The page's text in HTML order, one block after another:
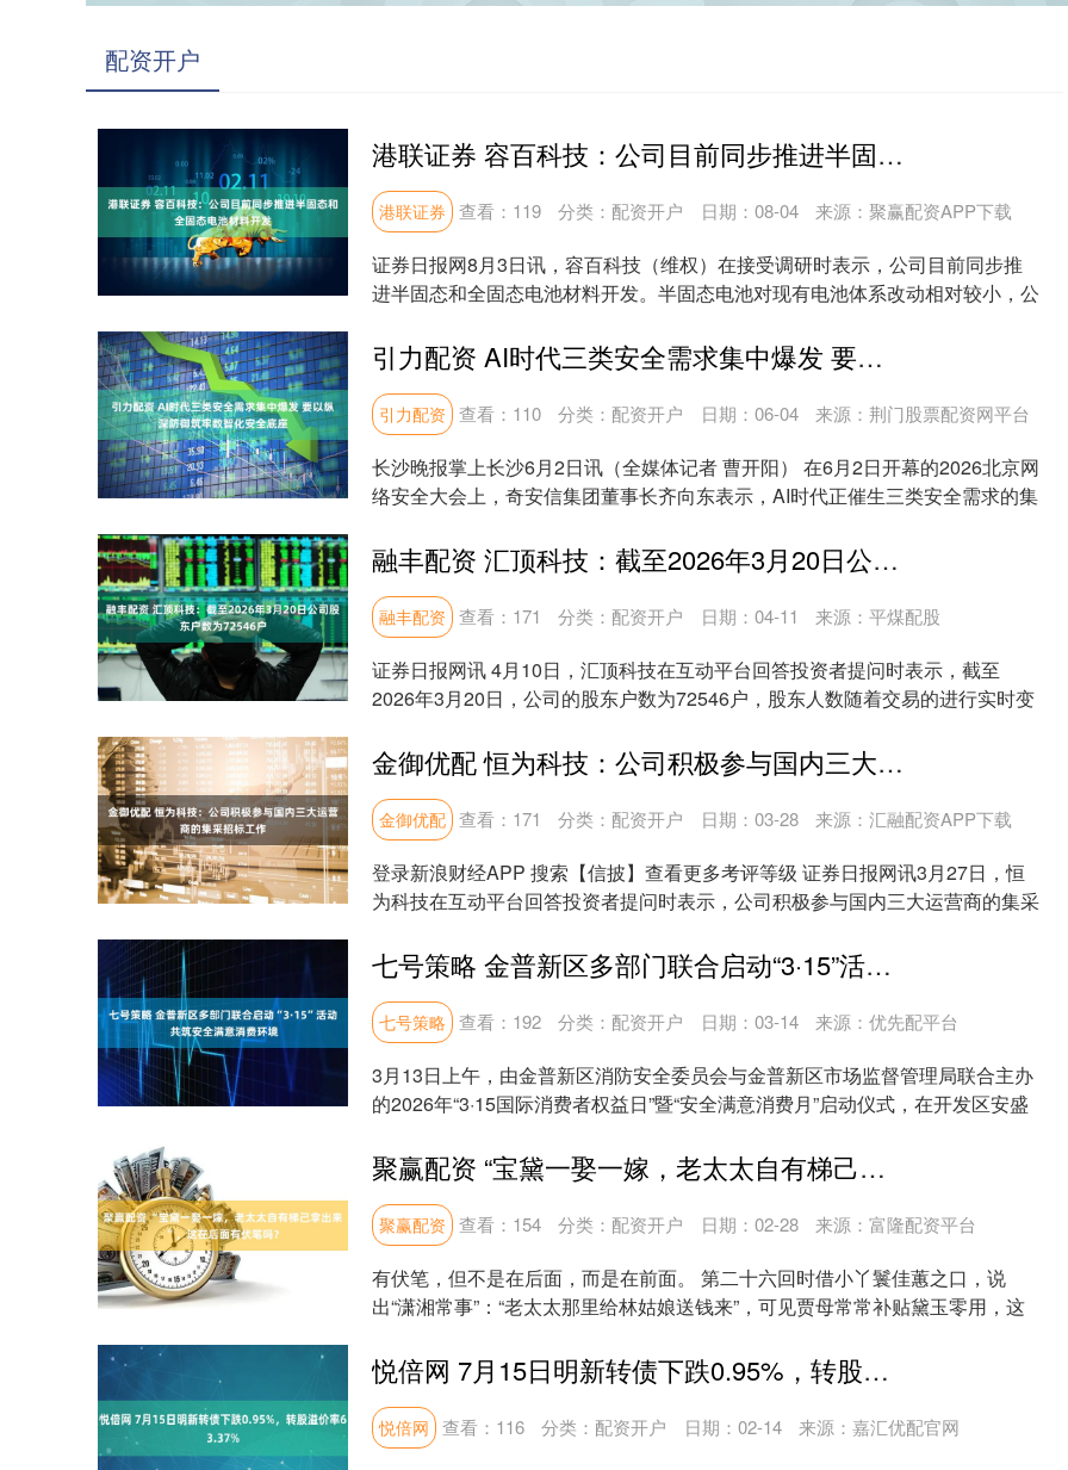
配资开户
港联证券 容百科技：公司目前同步推进半固态和全固态电池材料开发
港联证券 日期：08-04 来源：聚赢配资APP下载
查看： 119 分类： 配资开户
证券日报网8月3日讯，容百科技（维权）在接受调研时表示，公司目前同步推
进半固态和全固态电池材料开发。半固态电池对现有电池体系改动相对较小，公
引力配资 AI时代三类安全需求集中爆发 要以纵深防御筑牢数智化安全底座
引力配资 日期：06-04 来源：荆门股票配资网平台
查看： 110 分类： 配资开户
长沙晚报掌上长沙6月2日讯（全媒体记者 曹开阳） 在6月2日开幕的2026北京网
络安全大会上，奇安信集团董事长齐向东表示，AI时代正催生三类安全需求的集
融丰配资 汇顶科技：截至2026年3月20日公司股东户数为72546户
融丰配资 日期：04-11 来源：平煤配股
查看： 171 分类： 配资开户
证券日报网讯 4月10日，汇顶科技在互动平台回答投资者提问时表示，截至
2026年3月20日，公司的股东户数为72546户，股东人数随着交易的进行实时变
金御优配 恒为科技：公司积极参与国内三大运营商的集采招标工作
金御优配 日期：03-28 来源：汇融配资APP下载
查看： 171 分类： 配资开户
登录新浪财经APP 搜索【信披】查看更多考评等级 证券日报网讯3月27日，恒
为科技在互动平台回答投资者提问时表示，公司积极参与国内三大运营商的集采
七号策略 金普新区多部门联合启动“3·15”活动 共筑安全满意消费环境
七号策略 日期：03-14 来源：优先配平台
查看： 192 分类： 配资开户
3月13日上午，由金普新区消防安全委员会与金普新区市场监督管理局联合主办
的2026年“3·15国际消费者权益日”暨“安全满意消费月”启动仪式，在开发区安盛
聚赢配资 “宝黛一娶一嫁，老太太自有梯己拿出来”，这在后面有伏笔吗？
聚赢配资 日期：02-28 来源：富隆配资平台
查看： 154 分类： 配资开户
有伏笔，但不是在后面，而是在前面。 第二十六回时借小丫鬟佳蕙之口，说
出“潇湘常事”：“老太太那里给林姑娘送钱来”，可见贾母常常补贴黛玉零用，这
悦倍网 7月15日明新转债下跌0.95%，转股溢价率63.37%
悦倍网 日期：02-14 来源：嘉汇优配官网
查看： 116 分类： 配资开户